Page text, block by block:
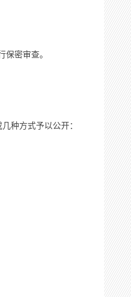
密审查。
种方式予以公开：